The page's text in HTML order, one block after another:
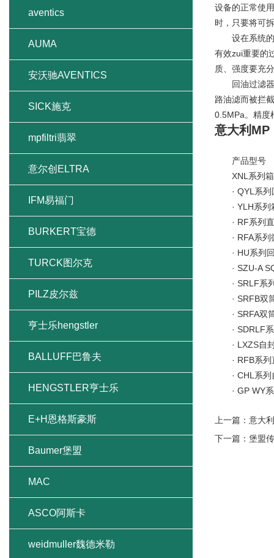
设备的正常使
时，只要将可
设在系统的
有效zui重要的
质、强度要充
回油过滤器
路油滤而被拦
0.5MPa。精度
意大利MP
产品型号
XNL系列箱
· QYL系列
· YLH系列
· RF系列直
· RFA系列
· HU系列回
· SZU-A
· SRLF系列
· SRFB双筒
· SRFA双筒
· SDRLF系
· LXZS自封
· RFB系列
· CHL系列
· GP WY系
上一篇： 意大
下一篇： 堡盟
aventics
AUMA
安沃驰AVENTICS
SICK施克
mpfiltri翡翠
意尔创ELTRA
IFM易福门
BURKERT宝德
TURCK图尔克
PILZ皮尔兹
亨士乐hengstler
BALLUFF巴鲁夫
HENGSTLER亨士乐
E+H恩格斯豪斯
Baumer堡盟
MAC
ASCO阿斯卡
weidmuller魏德米勒